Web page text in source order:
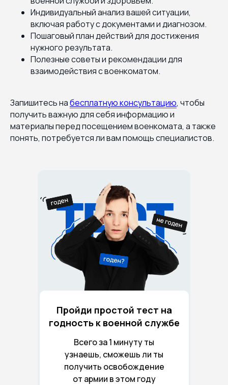
Индивидуальный анализ вашей ситуации,
включая работу с документами и диагнозом.
Пошаговый план действий для достижения
нужного результата.
Полезные советы и рекомендации для
взаимодействия с военкоматом.
Запишитесь набесплатную консультацию, чтобы
получить важную для себя информацию и
материалы перед посещением военкомата, а также
понять, потребуется ли вам помощь специалистов.
Всего за 1 минуту ты
узнаешь, сможешь ли ты
получить освобождение
от армии в этом году
Пройди простой тест на
годность к военной службе